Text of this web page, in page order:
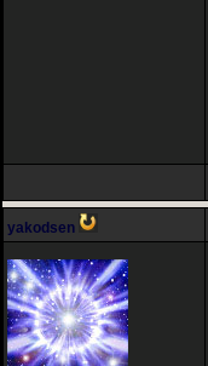
yakodsen